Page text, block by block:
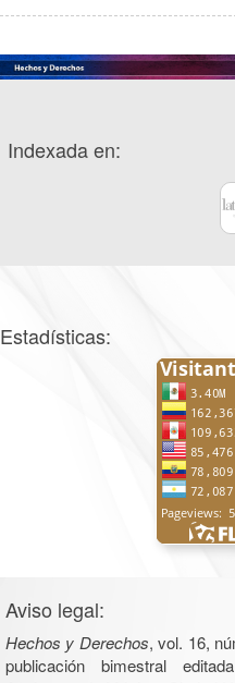
Indexada en:
Estadísticas:
Aviso legal:
Hechos y Derechos, vol. 16,
publicación bimestral